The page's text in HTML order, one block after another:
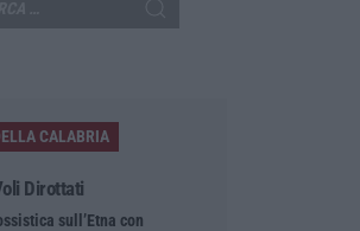
CALABRIA
Dirottati
sull’Etna con